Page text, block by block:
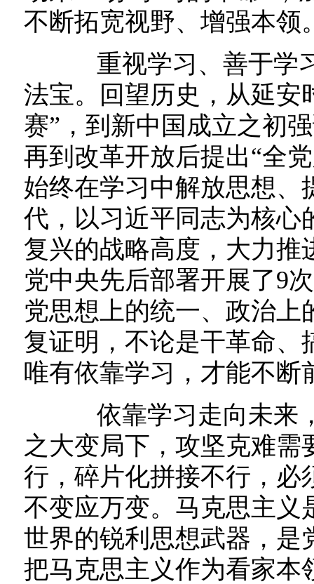
不断拓宽视野、增强本领
重视学习、善于学习
法宝。回望历史，从延安
赛”，到新中国成立之初
再到改革开放后提出“全
始终在学习中解放思想、
代，以习近平同志为核心
复兴的战略高度，大力推
党中央先后部署开展了9
党思想上的统一、政治
复证明，不论是干革命、
唯有依靠学习，才能不断
依靠学习走向未来，
之大变局下，攻坚克难
行，碎片化拼接不行，必
不变应万变。马克思主义
世界的锐利思想武器，是
把马克思主义作为看家本